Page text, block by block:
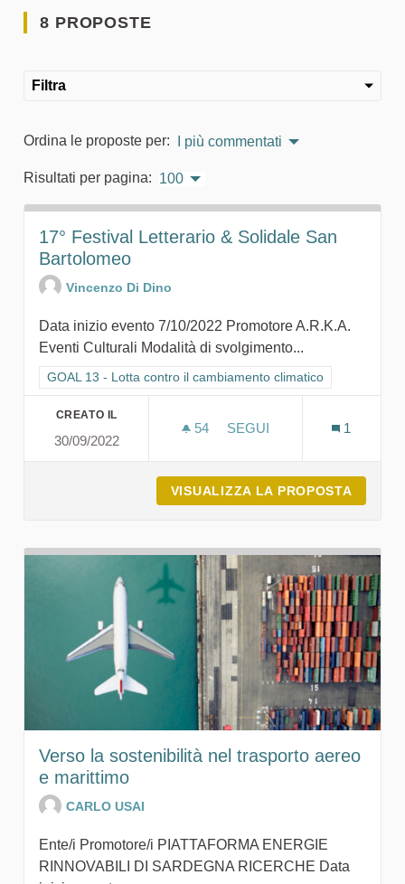
8 PROPOSTE
Filtra
Ordina le proposte per: I più commentati
Risultati per pagina: 100
17° Festival Letterario & Solidale San
Bartolomeo
Vincenzo Di Dino
Data inizio evento 7/10/2022 Promotore A.R.K.A.
Eventi Culturali Modalità di svolgimento...
Filtra i risultati per categoria: GOAL 13 - Lotta contro il
GOAL 13 - Lotta contro il cambiamento climatico
CREATO IL
30/09/2022
54 54 SOSTENITORI
SEGUI
1
VISUALIZZA LA PROPOSTA
Verso la sostenibilità nel trasporto aereo
e marittimo
CARLO USAI
Ente/i Promotore/i PIATTAFORMA ENERGIE
RINNOVABILI DI SARDEGNA RICERCHE Data